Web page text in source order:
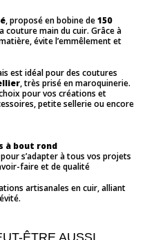
, proposé en bobine de150
couture main du cuir. Grâce à
évite l’emmêlement et
est idéal pour des coutures
, très prisé en maroquinerie.
pour vos créations et
petite sellerie ou encore
à bout rond
pour s’adapter à tous vos projets
faire et de qualité
artisanales en cuir, alliant
ÊTRE AUSSI